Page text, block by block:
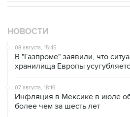
НОВОСТИ
08 августа, 15:45
В "Газпроме" заявили, что
хранилища Европы
07 августа, 18:16
Инфляция в Мексике в июле
более чем за шесть лет